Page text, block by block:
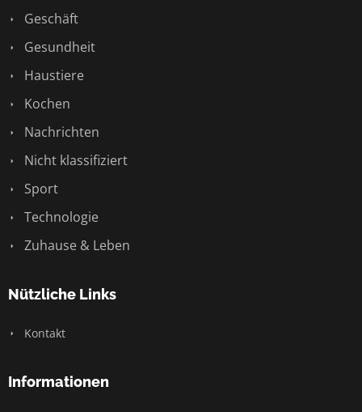
Geschäft
Gesundheit
Haustiere
Kochen
Nachrichten
Nicht klassifiziert
Sport
Technologie
Zuhause & Leben
Nützliche Links
Kontakt
Informationen